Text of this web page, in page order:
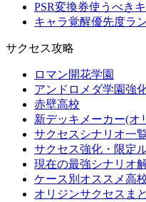
PSR変換券使うべき
キャラ覚醒優先度ラ
サクセス攻略
ロマン開花学園
アンドロメダ学園強
赤壁高校
新デッキメーカー(オ
サクセスシナリオ一
サクセス強化・限定
現在の最強シナリオ
ケース別オススメ高
オリジンサクセスま